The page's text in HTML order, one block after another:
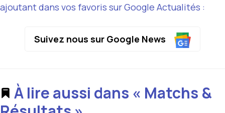
ajoutant dans vos favoris sur Google Actualités :
Suivez nous sur Google News
À lire aussi dans « Matchs &